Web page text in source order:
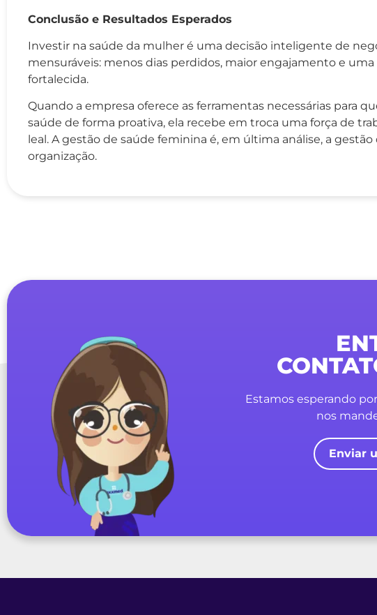
Conclusão e Resultados Esperados
Investir na saúde da mulher é uma decisão inteligente de
mensuráveis: menos dias perdidos, maior engajamento e
fortalecida.
Quando a empresa oferece as ferramentas necessárias para
saúde de forma proativa, ela recebe em troca uma força de
leal. A gestão de saúde feminina é, em última análise, a
organização.
Estamos esperando
nos
Enviar